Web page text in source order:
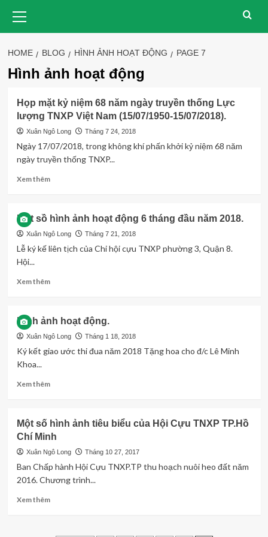
content
Menu
HOME BLOG HÌNH ẢNH HOẠT ĐỘNG PAGE 7
Hình ảnh hoạt động
Họp mặt kỷ niệm 68 năm ngày truyền thống Lực
lượng TNXP Việt Nam (15/07/1950-15/07/2018).
Xuân Ngô Long Tháng 7 24, 2018
Ngày 17/07/2018, trong không khí phấn khởi kỷ niệm 68 năm
ngày truyền thống TNXP...
Xem thêmRead
mặt
kỷ
niệm
ngày
lượng
TNXP
Việt
15/07/2018).
Một sồ hình ảnh hoạt động 6 tháng đầu năm 2018.
Xuân Ngô Long Tháng 7 21, 2018
Lễ ký kế liên tịch của Chi hội cựu TNXP phường 3, Quận 8.
Hội...
Xem thêmRead
sồ
hình
ảnh
6
2018.
Hình ảnh hoạt động.
Xuân Ngô Long Tháng 1 18, 2018
Ký kết giao ước thi đua năm 2018 Tặng hoa cho đ/c Lê Minh
Khoa...
Xem thêmRead
ảnh
hoạt
động.
Một số hình ảnh tiêu biểu của Hội Cựu TNXP TP.Hồ
Chí Minh
Xuân Ngô Long Tháng 10 27, 2017
Ban Chấp hành Hội Cựu TNXP.TP thu hoạch nuôi heo đất năm
2016. Chương trình...
Xem thêmRead